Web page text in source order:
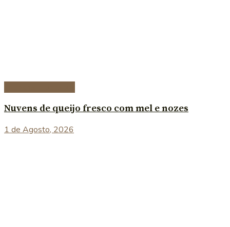
Nuvens de queijo fresco com mel e nozes
1 de Agosto, 2026